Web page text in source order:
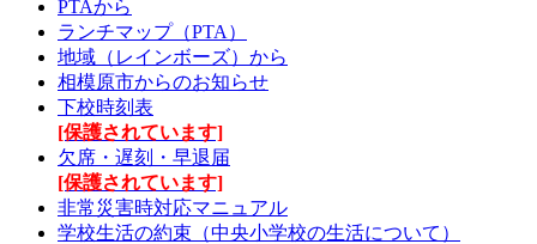
PTAから
ランチマップ（PTA）
地域（レインボーズ）から
相模原市からのお知らせ
下校時刻表
[保護されています]
欠席・遅刻・早退届
[保護されています]
非常災害時対応マニュアル
学校生活の約束（中央小学校の生活について）